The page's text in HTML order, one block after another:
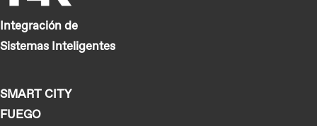
Integración de
Sistemas Inteligentes
SMART CITY
FUEGO